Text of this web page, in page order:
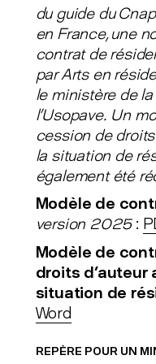
du guide du
en France, une
contrat de
par Arts en
le ministère de la
l'Usopave. Un
cession de
la situation de
également été
Modèle de
version 2025 :
Modèle de
droits d'auteur
situation de
Word
REPÈRE POUR UN